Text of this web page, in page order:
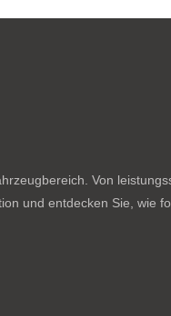
Von
und entdecken Sie, wie